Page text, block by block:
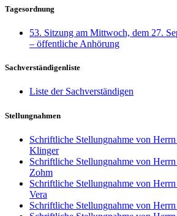
Tagesordnung
53. Sitzung am Mittwoch, dem 27.
– öffentliche Anhörung
Sachverständigenliste
Liste der Sachverständigen
Stellungnahmen
Schriftliche Stellungnahme von
Klinger
Schriftliche Stellungnahme von
Zohm
Schriftliche Stellungnahme von
Vera
Schriftliche Stellungnahme von